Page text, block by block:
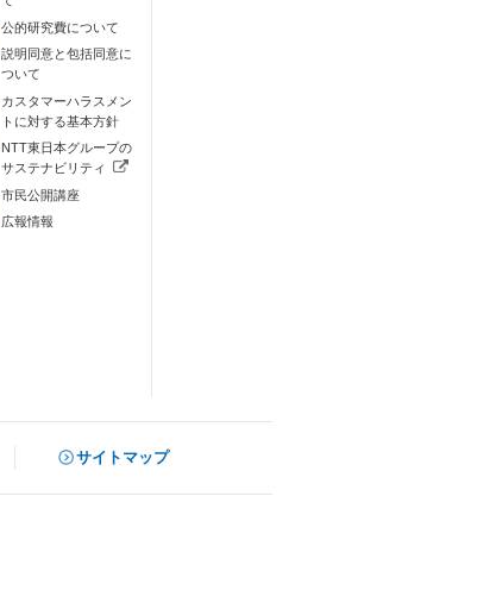
公的研究費について
説明同意と包括同意に
ついて
カスタマーハラスメン
トに対する基本方針
NTT東日本グループの
サステナビリティ
（新しいタブで開きます）
市民公開講座
広報情報
サイトマップ